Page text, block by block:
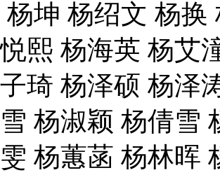
杨坤 杨绍文 杨
熙 杨海英 杨艾
琦 杨泽硕 杨泽
杨淑颖 杨倩雪
杨蕙菡 杨林晖